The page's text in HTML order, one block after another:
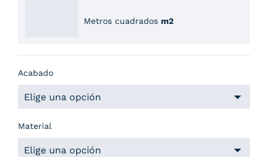
Metros cuadrados m2
Acabado
Material